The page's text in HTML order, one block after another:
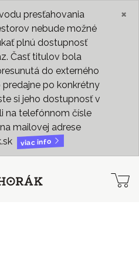
presťahovania
nebude možné
plnú dostupnosť
Časť titulov bola
do externého
po konkrétny
si jeho dostupnosť v
na telefónnom čísle
mailovej adrese
viac info
×